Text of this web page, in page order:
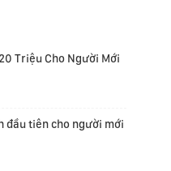
Triệu Cho Người Mới
đầu tiên cho người mới